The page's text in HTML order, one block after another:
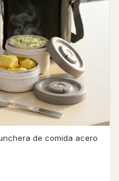
de comida acero